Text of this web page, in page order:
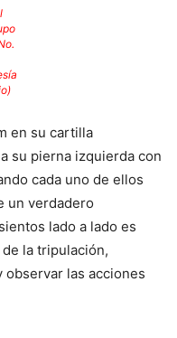
en su cartilla
su pierna izquierda con
cada uno de ellos
un verdadero
lado a lado es
la tripulación,
observar las acciones